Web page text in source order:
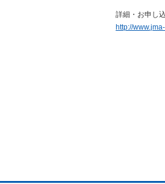
詳細・お申し
http://